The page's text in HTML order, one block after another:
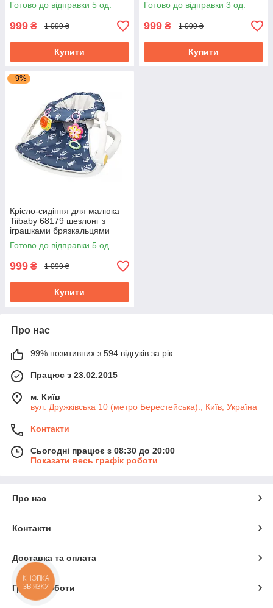
Готово до відправки 5 од.
999 ₴ 1 099 ₴
Купити
Готово до відправки 3 од.
999 ₴ 1 099 ₴
Купити
–9%
Крісло-сидіння для малюка
Tiibaby 68179 шезлонг з
іграшками брязкальцями
музичний
Готово до відправки 5 од.
999 ₴ 1 099 ₴
Купити
Про нас
99% позитивних з 594 відгуків за рік
Працює з 23.02.2015
м. Київ
вул. Дружківська 10 (метро Берестейська)., Київ, Україна
Контакти
Сьогодні працює з 08:30 до 20:00
Показати весь графік роботи
Про нас
Контакти
Доставка та оплата
Графік роботи
КНОПКА
ЗВ'ЯЗКУ